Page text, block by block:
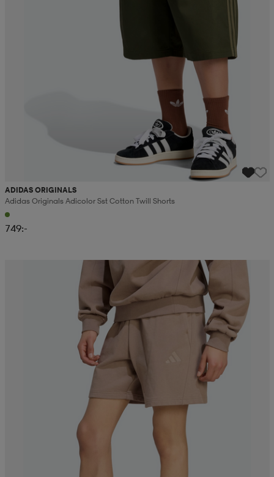
ADIDAS ORIGINALS
Adidas Originals Adicolor Sst Cotton Twill Shorts
749:-